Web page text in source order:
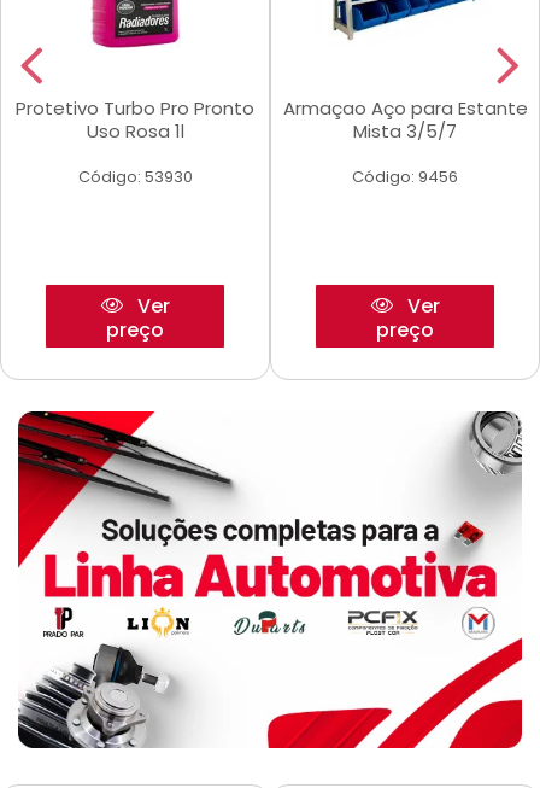
Protetivo Turbo Pro Pronto
Uso Rosa 1l
Código: 53930
Ver
preço
Armaçao Aço para Estante
Mista 3/5/7
Código: 9456
Ver
preço